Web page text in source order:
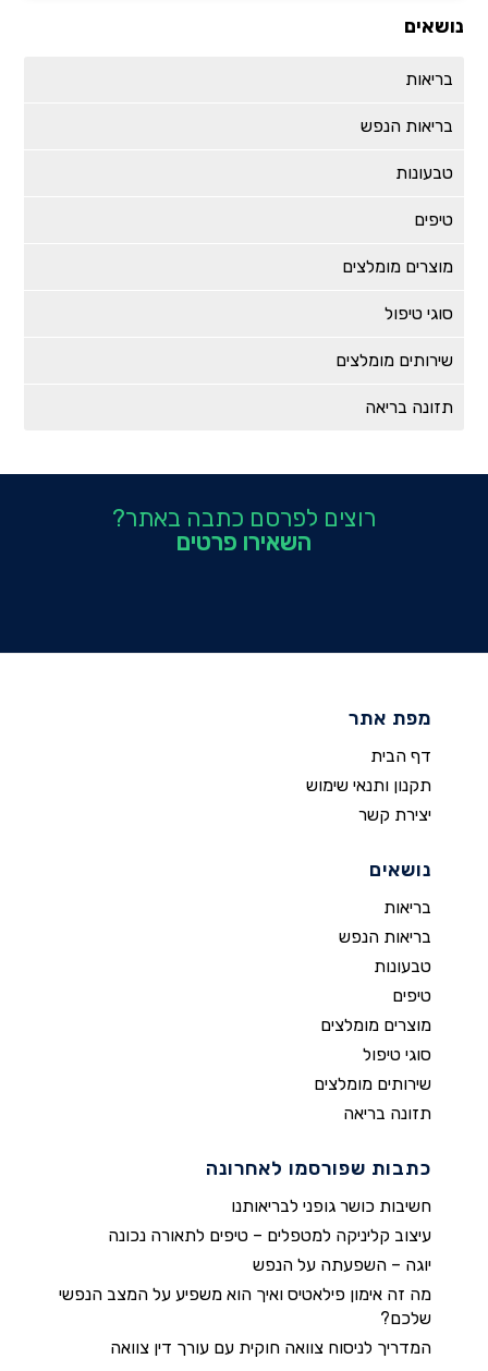
נושאים
בריאות
בריאות הנפש
טבעונות
טיפים
מוצרים מומלצים
סוגי טיפול
שירותים מומלצים
תזונה בריאה
רוצים לפרסם כתבה באתר?
השאירו פרטים
מפת אתר
דף הבית
תקנון ותנאי שימוש
יצירת קשר
נושאים
בריאות
בריאות הנפש
טבעונות
טיפים
מוצרים מומלצים
סוגי טיפול
שירותים מומלצים
תזונה בריאה
כתבות שפורסמו לאחרונה
חשיבות כושר גופני לבריאותנו
עיצוב קליניקה למטפלים – טיפים לתאורה נכונה
יוגה – השפעתה על הנפש
מה זה אימון פילאטיס ואיך הוא משפיע על המצב הנפשי
שלכם?
המדריך לניסוח צוואה חוקית עם עורך דין צוואה